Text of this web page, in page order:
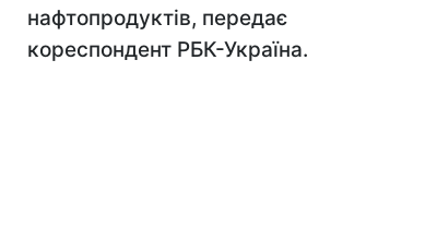
нафтопродуктів, передає
кореспондент РБК-Україна.